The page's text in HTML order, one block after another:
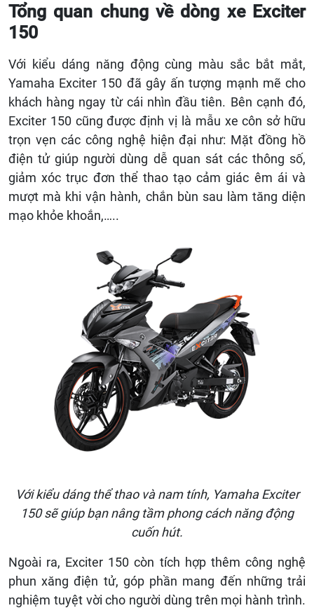
Tổng quan chung về dòng xe Exciter
150
Với kiểu dáng năng động cùng màu sắc bắt mắt,
Yamaha Exciter 150 đã gây ấn tượng mạnh mẽ cho
khách hàng ngay từ cái nhìn đầu tiên. Bên cạnh đó,
Exciter 150 cũng được định vị là mẫu xe côn sở hữu
trọn vẹn các công nghệ hiện đại như: Mặt đồng hồ
điện tử giúp người dùng dễ quan sát các thông số,
giảm xóc trục đơn thể thao tạo cảm giác êm ái và
mượt mà khi vận hành, chắn bùn sau làm tăng diện
mạo khỏe khoắn,…..
Với kiểu dáng thể thao và nam tính, Yamaha Exciter
150 sẽ giúp bạn nâng tầm phong cách năng động
cuốn hút.
Ngoài ra, Exciter 150 còn tích hợp thêm công nghệ
phun xăng điện tử, góp phần mang đến những trải
nghiệm tuyệt vời cho người dùng trên mọi hành trình.